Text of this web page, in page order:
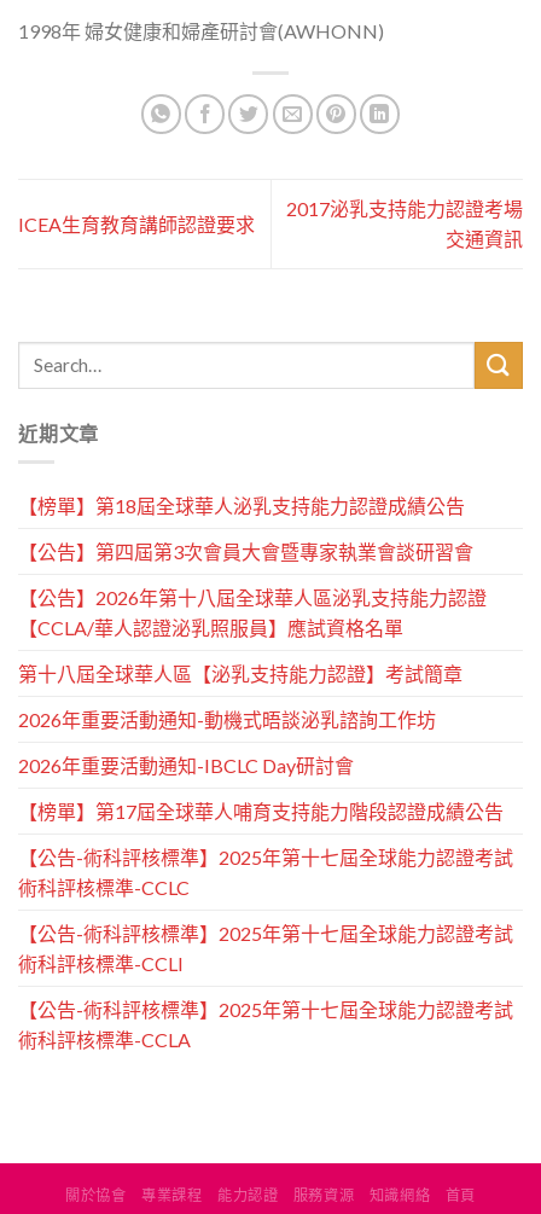
1998年 婦女健康和婦產研討會(AWHONN)
ICEA生育教育講師認證要求
2017泌乳支持能力認證考場
交通資訊
近期文章
【榜單】第18屆全球華人泌乳支持能力認證成績公告
【公告】第四屆第3次會員大會暨專家執業會談研習會
【公告】2026年第十八屆全球華人區泌乳支持能力認證
【CCLA/華人認證泌乳照服員】應試資格名單
第十八屆全球華人區【泌乳支持能力認證】考試簡章
2026年重要活動通知-動機式晤談泌乳諮詢工作坊
2026年重要活動通知-IBCLC Day研討會
【榜單】第17屆全球華人哺育支持能力階段認證成績公告
【公告-術科評核標準】2025年第十七屆全球能力認證考試
術科評核標準-CCLC
【公告-術科評核標準】2025年第十七屆全球能力認證考試
術科評核標準-CCLI
【公告-術科評核標準】2025年第十七屆全球能力認證考試
術科評核標準-CCLA
關於協會 專業課程 能力認證 服務資源 知識網絡 首頁